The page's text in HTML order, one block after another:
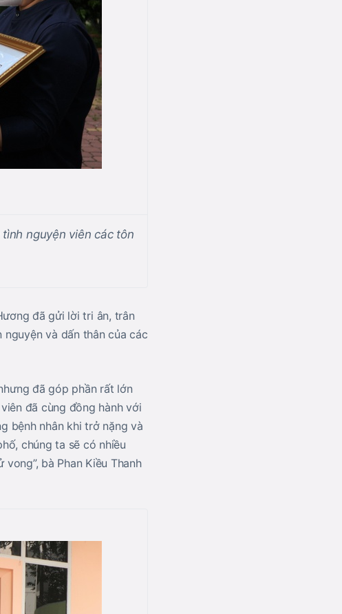
nguyện viên các tôn
đã gửi lời tri ân, trân
và dấn thân của các
đã góp phần rất lớn
đã cùng đồng hành với
bệnh nhân khi trở nặng và
chúng ta sẽ có nhiều
bà Phan Kiều Thanh